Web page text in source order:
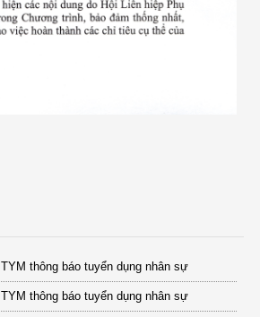
TYM thông báo tuyển dụng nhân sự
TYM thông báo tuyển dụng nhân sự